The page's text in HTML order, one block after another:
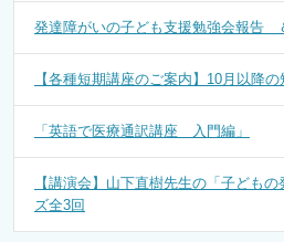
発達障がいの子ども支援勉強会報告
【各種短期講座のご案内】10月以降
「英語で医療通訳講座 入門編」
【講演会】山下直樹先生の「子ども
ズ全3回